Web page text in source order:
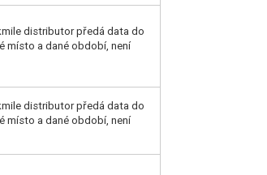
distributor předá data do
místo a dané období, není
distributor předá data do
místo a dané období, není